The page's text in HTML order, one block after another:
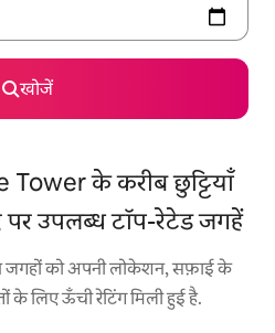
खोजें
के करीब छुट्टियाँ
पर उपलब्ध टॉप-रेटेड जगहें
जगहों को अपनी लोकेशन, सफ़ाई के
के लिए ऊँची रेटिंग मिली हुई है.